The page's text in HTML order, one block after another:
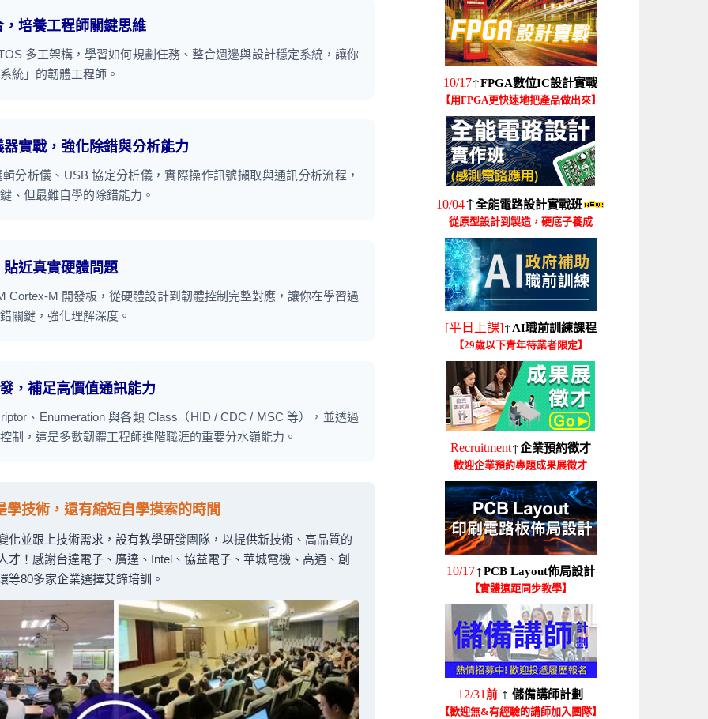
培養工程師關鍵思維
多工架構，學習如何規劃任務、整合週邊與設計穩定系統，讓你
統」的韌體工程師。
實戰，強化除錯與分析能力
分析儀、USB 協定分析儀，實際操作訊號擷取與通訊分析流程，
、但最難自學的除錯能力。
近真實硬體問題
Cortex-M 開發板，從硬體設計到韌體控制完整對應，讓你在學習過
關鍵，強化理解深度。
，補足高價值通訊能力
、Enumeration 與各類 Class（HID / CDC / MSC 等），並透過
制，這是多數韌體工程師進階職涯的重要分水嶺能力。
技術，還有縮短自學摸索的時間
化並跟上技術需求，設有教學研發團隊，以提供新技術、高品質的
才！感謝台達電子、廣達、Intel、協益電子、華城電機、高通、創
等80多家企業選擇艾鍗培訓。
10/17↑FPGA數位IC設計實戰
【用FPGA更快速地把產品做出來】
10/04↑全能電路設計實戰班
從原型設計到製造，硬底子養成
[平日上課]↑AI職前訓練課程
【29歲以下青年待業者限定】
Recruitment↑企業預約徵才
歡迎企業預約專題成果展徵才
10/17↑PCB Layout佈局設計
【實體遠距同步教學】
12/31前 ↑ 儲備講師計劃
【歡迎無&有經驗的講師加入團隊】